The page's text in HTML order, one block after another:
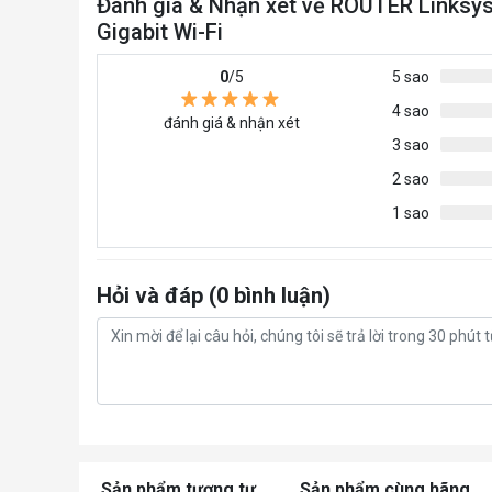
Gigabit Wi-Fi
0/5
đánh giá & nhận xét
5 sao
4 sao
3 sao
2 sao
1 sao
Hỏi và đáp (0 bình luận)